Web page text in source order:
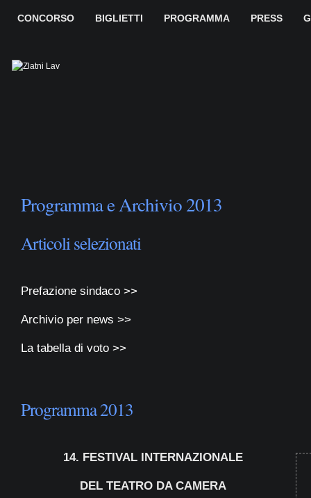
CONCORSO BIGLIETTI PROGRAMMA PRESS
Programma e Archivio 2013
Articoli selezionati
Prefazione sindaco >>
Archivio per news >>
La tabella di voto >>
Programma 2013
14. FESTIVAL INTERNAZIONALE
DEL TEATRO DA CAMERA